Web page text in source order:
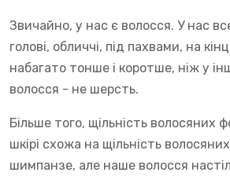
Звичайно, у нас є волосся. У нас
голові, обличчі, під пахвами, на
набагато тонше і коротше, ніж у
волосся - не шерсть.
Більше того, щільність волосяних
шкірі схожа на щільність волосяних
шимпанзе, але наше волосся